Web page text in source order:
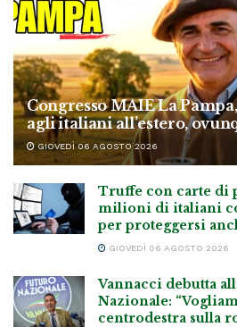
Congresso MAIE La
agli italiani all’estero,
GIOVEDÌ 06 AGOSTO 2026
Truffe con carte di
milioni di italiani
per proteggersi
GIOVEDÌ 06 AGOSTO 2026
Vannacci debutta
Nazionale:
centrodestra sulla